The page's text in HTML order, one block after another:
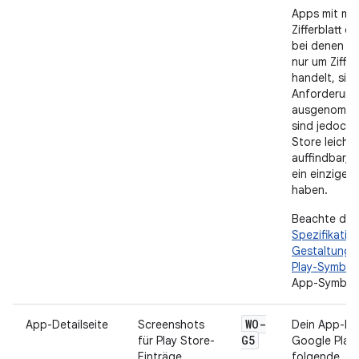
Apps mit
Zifferblatt
bei denen
nur um
handelt,
Anforderung
sind jedoch
Store
auffindbar,
ein einziges
haben.
Beachte die
Gestaltung
Play-
App-
App-Detailseite
Screenshots
für Play Store-
WO-
G5
Dein App-
Google Play